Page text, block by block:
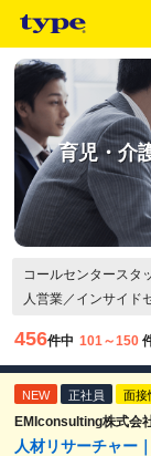
育児・介
コールセンタースタ
人営業／インサイド
マネージャー／その
コスメなど）／接客
アマネージャー・店
タッフ関連職／介護
456件中 101～150
NEW 正社員 面接
EMIconsulting株式会
人材リサーチャー